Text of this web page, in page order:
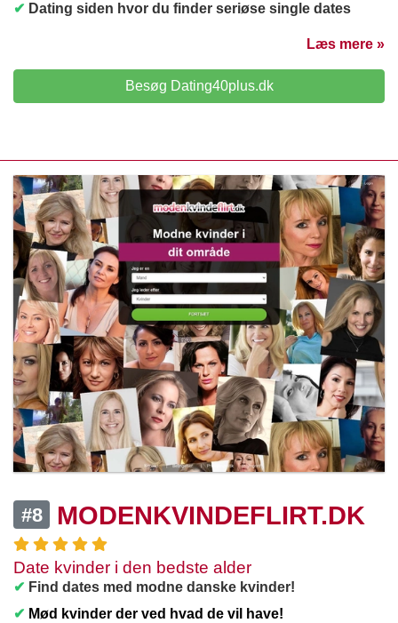
✔ Dating siden hvor du finder seriøse single dates
Læs mere »
Besøg Dating40plus.dk
#8 MODENKVINDEFLIRT.DK
Date kvinder i den bedste alder
✔ Find dates med modne danske kvinder!
✔ Mød kvinder der ved hvad de vil have!